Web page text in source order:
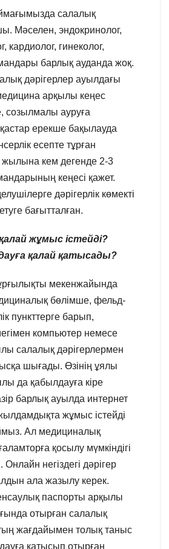
салалық
Мәселен, эндокринолог,
кардиолог, гинеколог,
барлық ауданда жоқ.
дәрігерлер ауылдағы
арқылы кеңес
созылмалы ауруға
ерекше бақылауда
есепте тұрған
жылына кем дегенде 2-3
кеңесі қажет.
дәрігерлік көмекті
бағытталған.
жұмыс істейді?
қалай қатысады?
мекенжайында
бөлімше, фельд-
пункттерге барып,
компьютер немесе
салалық дәрігерлермен
шығады. Өзінің ұялы
да қабылдауға кіре
барлық ауылда интернет
жұмыс істейді
Ал медициналық
қосылу мүмкіндігі
негіздегі дәрігер
ала жазылу керек.
паспорты арқылы
отырған салалық
жағдайымен толық таныс
қатысып отырған